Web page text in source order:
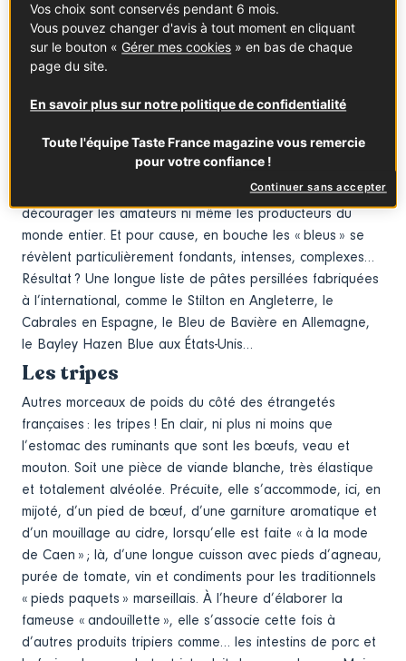
chariot, celles-ci attirent l’œil et pas que. Et pour cause,
les « pâtes persillées » se distinguent par leurs taches
bleu-vert. En l’occurrence, des… moisissures issues du
ajouté au lait les bactéries nécessaires. Mais, ce n’est
acide… Au point de régulièrement classer ces Roquefort,
Fourme d’Ambert et autres Bleu de Gex parmi les
fromages français qui sentent le plus. Pas de quoi
décourager les amateurs ni même les producteurs du
monde entier. Et pour cause, en bouche les « bleus » se
révèlent particulièrement fondants, intenses, complexes…
Résultat ? Une longue liste de pâtes persillées fabriquées
à l’international, comme le Stilton en Angleterre, le
Cabrales en Espagne, le Bleu de Bavière en Allemagne,
le Bayley Hazen Blue aux États-Unis…
Les tripes
Autres morceaux de poids du côté des étrangetés
françaises : les tripes ! En clair, ni plus ni moins que
l’estomac des ruminants que sont les bœufs, veau et
mouton. Soit une pièce de viande blanche, très élastique
et totalement alvéolée. Précuite, elle s’accommode, ici, en
mijoté, d’un pied de bœuf, d’une garniture aromatique et
d’un mouillage au cidre, lorsqu’elle est faite « à la mode
de Caen » ; là, d’une longue cuisson avec pieds d’agneau,
purée de tomate, vin et condiments pour les traditionnels
« pieds paquets » marseillais. À l’heure d’élaborer la
fameuse « andouillette », elle s’associe cette fois à
d’autres produits tripiers comme… les intestins de porc et
Vos choix sont conservés pendant 6 mois.
Vous pouvez changer d'avis à tout moment en cliquant
sur le bouton « Gérer mes cookies » en bas de chaque
page du site.
En savoir plus sur notre politique de confidentialité
Toute l'équipe Taste France magazine vous remercie
pour votre confiance !
Continuer sans accepter